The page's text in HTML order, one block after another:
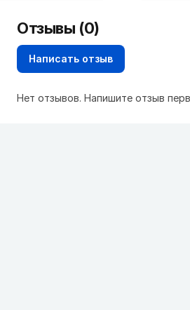
Отзывы (0)
Написать отзыв
Нет отзывов. Напишите отзыв